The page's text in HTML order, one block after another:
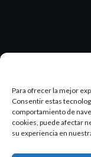
Para ofrecer la mejor
Consentir estas
comportamiento de
cookies, puede afectar
su experiencia en